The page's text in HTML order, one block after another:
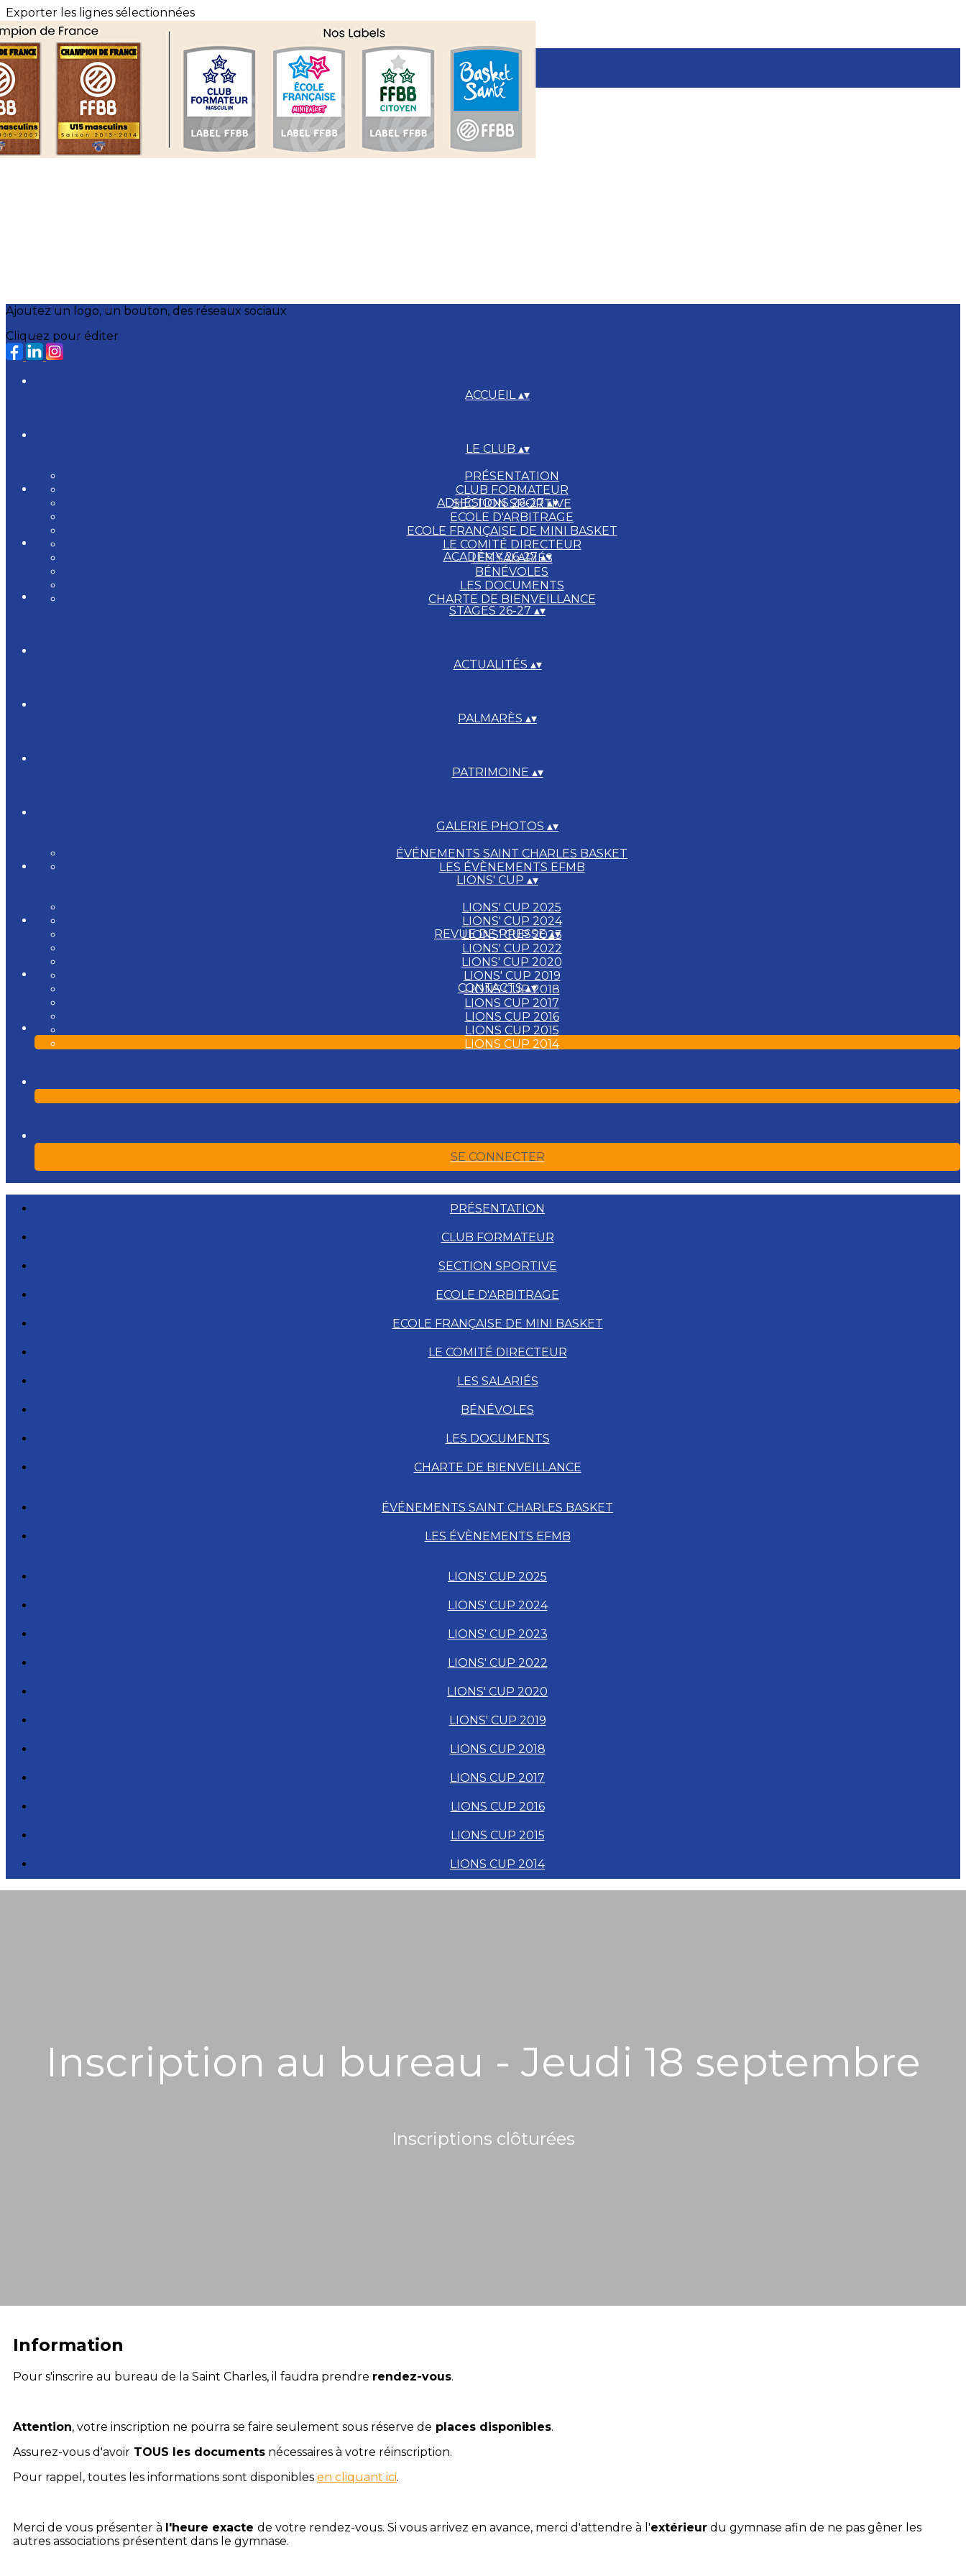
Exporter les lignes sélectionnées
Exporter toutes les colonnes
Exporter uniquement les colonnes affichées
Menu
?>
Images de la page d'accueil
Cliquez pour éditer
Ajoutez un logo, un bouton, des réseaux sociaux
Cliquez pour éditer
ACCUEIL▴▾
LE CLUB ▴▾
PRÉSENTATION
CLUB FORMATEUR
SECTION SPORTIVE
ECOLE D'ARBITRAGE
ECOLE FRANÇAISE DE MINI BASKET
LE COMITÉ DIRECTEUR
LES SALARIÉS
BÉNÉVOLES
LES DOCUMENTS
CHARTE DE BIENVEILLANCE
ADHÉSIONS 26-27▴▾
ACADÉMY 26-27▴▾
STAGES 26-27 ▴▾
ACTUALITÉS ▴▾
PALMARÈS ▴▾
PATRIMOINE ▴▾
GALERIE PHOTOS ▴▾
ÉVÉNEMENTS SAINT CHARLES BASKET
LES ÉVÈNEMENTS EFMB
LIONS' CUP ▴▾
LIONS' CUP 2025
LIONS' CUP 2024
LIONS' CUP 2023
LIONS' CUP 2022
LIONS' CUP 2020
LIONS' CUP 2019
LIONS CUP 2018
LIONS CUP 2017
LIONS CUP 2016
LIONS CUP 2015
LIONS CUP 2014
REVUE DE PRESSE▴▾
CONTACTS▴▾
SE CONNECTER
PRÉSENTATION
CLUB FORMATEUR
SECTION SPORTIVE
ECOLE D'ARBITRAGE
ECOLE FRANÇAISE DE MINI BASKET
LE COMITÉ DIRECTEUR
LES SALARIÉS
BÉNÉVOLES
LES DOCUMENTS
CHARTE DE BIENVEILLANCE
ÉVÉNEMENTS SAINT CHARLES BASKET
LES ÉVÈNEMENTS EFMB
LIONS' CUP 2025
LIONS' CUP 2024
LIONS' CUP 2023
LIONS' CUP 2022
LIONS' CUP 2020
LIONS' CUP 2019
LIONS CUP 2018
LIONS CUP 2017
LIONS CUP 2016
LIONS CUP 2015
LIONS CUP 2014
Inscription au bureau - Jeudi 18 septembre
Inscriptions clôturées
Information
Pour s'inscrire au bureau de la Saint Charles, il faudra prendre rendez-vous.
Attention, votre inscription ne pourra se faire seulement sous réserve de places disponibles.
Assurez-vous d'avoir TOUS les documents nécessaires à votre réinscription.
Pour rappel, toutes les informations sont disponibles en cliquant ici.
Merci de vous présenter à l'heure exacte de votre rendez-vous. Si vous arrivez en avance, merci d'attendre à l'extérieur du gymnase afin de ne pas gêner les
autres associations présentent dans le gymnase.